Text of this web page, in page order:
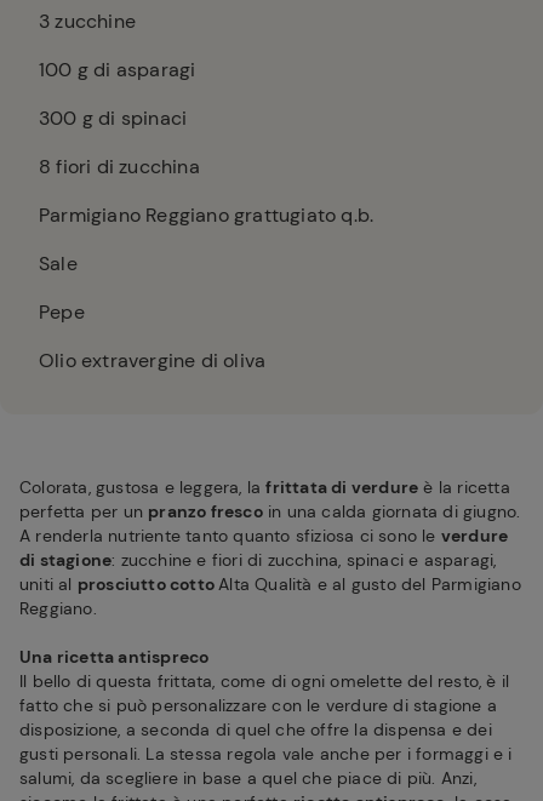
3zucchine
100 g di asparagi
300 g di spinaci
8 fiori di zucchina
Parmigiano Reggiano grattugiato q.b.
Sale
Pepe
Olio extravergine di oliva
Colorata, gustosa e leggera, lafrittata di verdure è la ricetta
perfetta per un pranzo frescoin una calda giornata di giugno.
A renderla nutriente tanto quanto sfiziosa ci sono le verdure
di stagione: zucchine e fiori di zucchina, spinaci e asparagi,
uniti al prosciutto cottoAlta Qualità e al gusto del Parmigiano
Reggiano.
Una ricetta antispreco
Il bello di questa frittata, come di ogni omelette del resto, è il
fatto che si può personalizzare con le verdure di stagione a
disposizione, a seconda di quel che offre la dispensa e dei
gusti personali. La stessa regola vale anche per i formaggi e i
salumi, da scegliere in base a quel che piace di più. Anzi,